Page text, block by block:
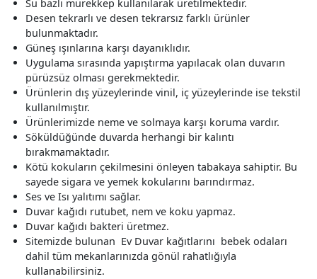
Su bazlı mürekkep kullanılarak üretilmektedir.
Desen tekrarlı ve desen tekrarsız farklı ürünler
bulunmaktadır.
Güneş ışınlarına karşı dayanıklıdır.
Uygulama sırasında yapıştırma yapılacak olan duvarın
pürüzsüz olması gerekmektedir.
Ürünlerin dış yüzeylerinde vinil, iç yüzeylerinde ise tekstil
kullanılmıştır.
Ürünlerimizde neme ve solmaya karşı koruma vardır.
Söküldüğünde duvarda herhangi bir kalıntı
bırakmamaktadır.
Kötü kokuların çekilmesini önleyen tabakaya sahiptir. Bu
sayede sigara ve yemek kokularını barındırmaz.
Ses ve Isı yalıtımı sağlar.
Duvar kağıdı rutubet, nem ve koku yapmaz.
Duvar kağıdı bakteri üretmez.
Sitemizde bulunan Ev Duvar kağıtlarını bebek odaları
dahil tüm mekanlarınızda gönül rahatlığıyla
kullanabilirsiniz.